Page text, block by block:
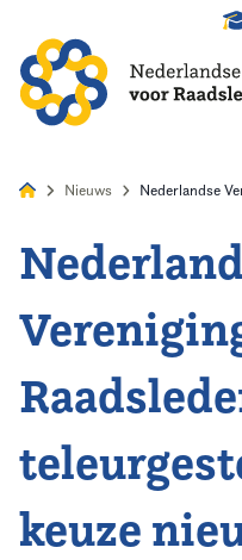
Home
Agenda
Nieuws
Opleiding
Kennis & Informatie
Nieuws Nederlandse
keuze